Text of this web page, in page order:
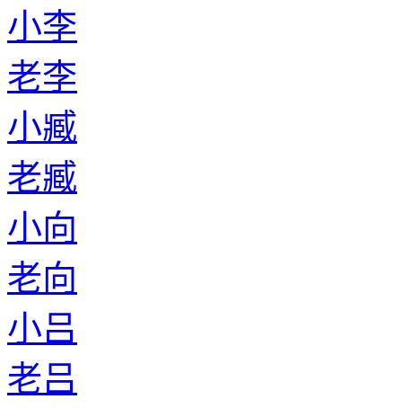
小李
老李
小臧
老臧
小向
老向
小吕
老吕